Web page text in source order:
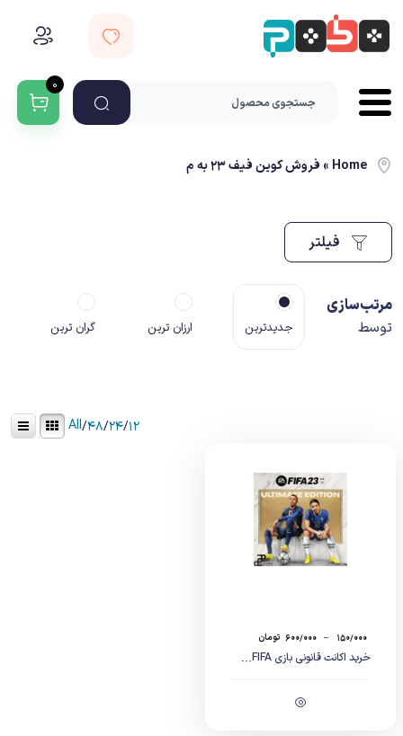
۰
Home
» فروش کوین فیف ۲۳ به م
فیلتر
مرتب‌سازی
توسط
جدیدترین ارزان ترین گران ترین
۱۲/۲۴/۴۸/
All
۱۵۰/۰۰۰ – ۶۰۰/۰۰۰ تومان
خرید اکانت قانونی بازی FIFA...